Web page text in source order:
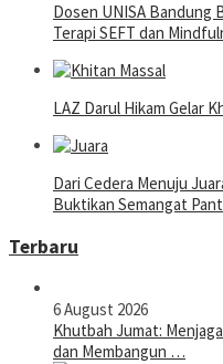
Dosen UNISA Bandung
Terapi SEFT dan
LAZ Darul Hikam Gelar
Dari Cedera Menuju
Buktikan Semangat
Terbaru
6 August 2026
Khutbah Jumat:
dan Membangun …